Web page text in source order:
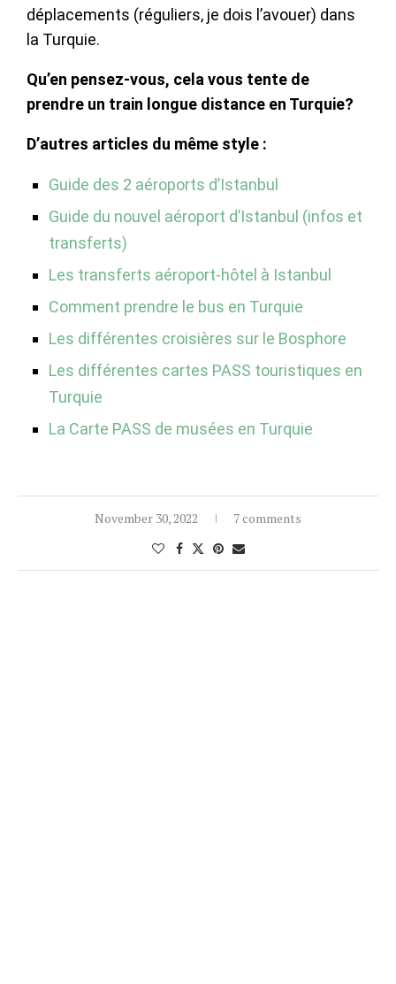
déplacements (réguliers, je dois l’avouer) dans
la Turquie.
Qu’en pensez-vous, cela vous tente de
prendre un train longue distance en Turquie?
D’autres articles du même style :
Guide des 2 aéroports d’Istanbul
Guide du nouvel aéroport d’Istanbul (infos et
transferts)
Les transferts aéroport-hôtel à Istanbul
Comment prendre le bus en Turquie
Les différentes croisières sur le Bosphore
Les différentes cartes PASS touristiques en
Turquie
La Carte PASS de musées en Turquie
November 30, 2022 7 comments